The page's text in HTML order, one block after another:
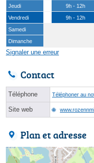
Jeudi
9h - 12h
Vendredi
9h - 12h
Samedi
Dimanche
Signaler une erreur
Contact
Téléphone Téléphoner au
Site web
Plan et adresse